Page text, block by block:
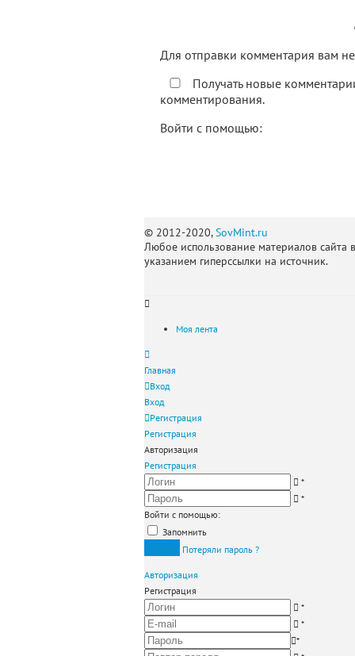
Для отправки комментария вам
Получать новые
комментирования.
Войти с помощью:
© 2012-2020,SovMint.ru
Любое использование материалов сайта
указанием гиперссылки на источник.
Моя лента
Главная
Вход
Вход
Регистрация
Регистрация
Авторизация
Регистрация
*
*
Войти с помощью:
Запомнить
Потеряли пароль ?
Авторизация
Регистрация
*
*
*